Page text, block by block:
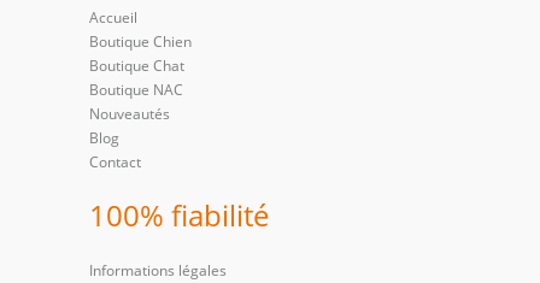
Accueil
Boutique Chien
Boutique Chat
Boutique NAC
Nouveautés
Blog
Contact
100% fiabilité
Informations légales